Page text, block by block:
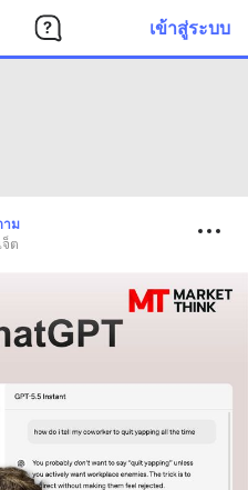
เข้าสู่ระบบ
าม
ต